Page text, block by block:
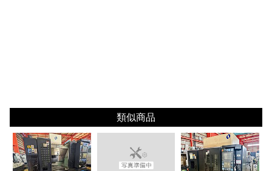
類似商品